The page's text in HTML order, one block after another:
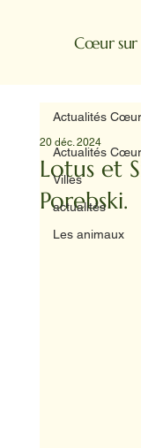
Cœur sur
Actualités
Villes
actualités
Les animaux
Actualités
Lotus et
Porebski.
20 déc. 2024